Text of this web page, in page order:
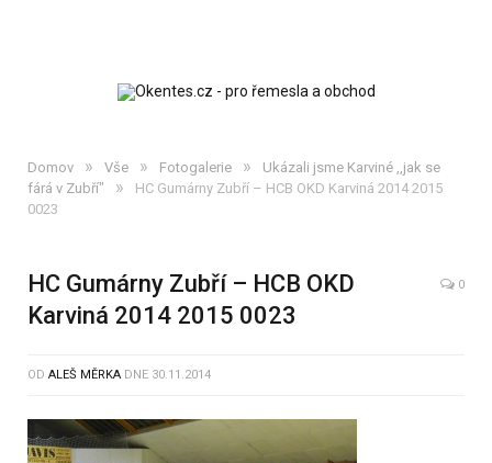
Domov » Vše » Fotogalerie »
Ukázali jsme Karviné ,,jak se
fárá v Zubří"
»
HC Gumárny Zubří – HCB OKD Karviná 2014 2015
0023
HC Gumárny Zubří – HCB OKD
Karviná 2014 2015 0023
0
OD ALEŠ MĚRKA DNE 30.11.2014